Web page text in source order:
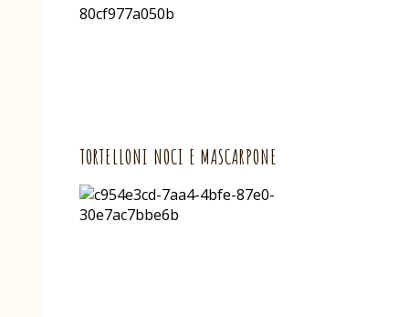
TORTELLONI NOCI E MASCARPONE